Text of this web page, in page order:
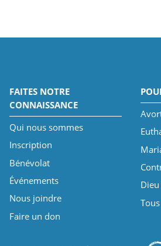
FAITES NOTRE
CONNAISSANCE
Qui nous sommes
Inscription
Bénévolat
Événements
Nous joindre
Faire un don